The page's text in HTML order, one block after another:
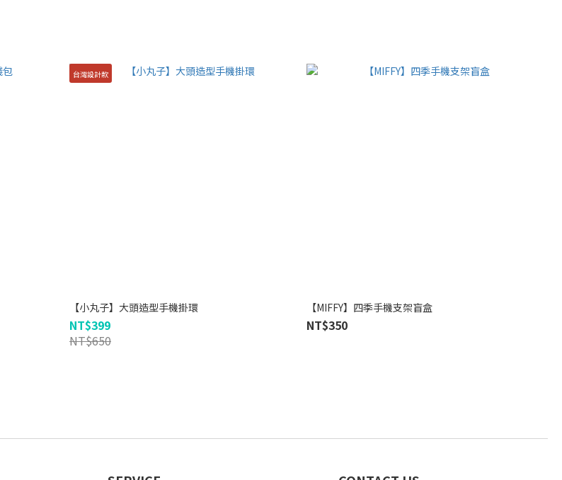
台灣設計款
【小丸子】大頭造型手機掛環
NT$399
NT$650
【MIFFY】四季手機支架盲盒
NT$350